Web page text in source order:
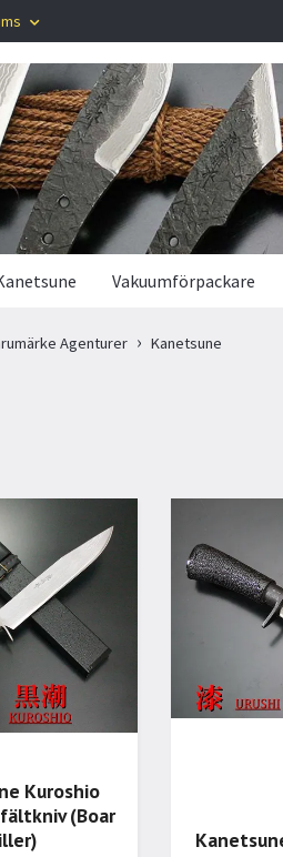
Vakuumförpackare
Agenturer Kanetsune
Kuroshio
(Boar